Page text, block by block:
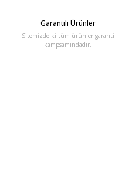
Garantili Ürünler
Sitemizde ki tüm ürünler garanti
kampsamındadır.